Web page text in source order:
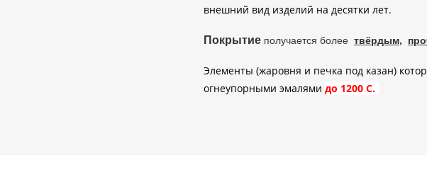
внешний вид изделий на десятки лет.
Покрытие получается более твёрдым,
Элементы (жаровня и печка под казан)
огнеупорными эмалями до 1200 С.